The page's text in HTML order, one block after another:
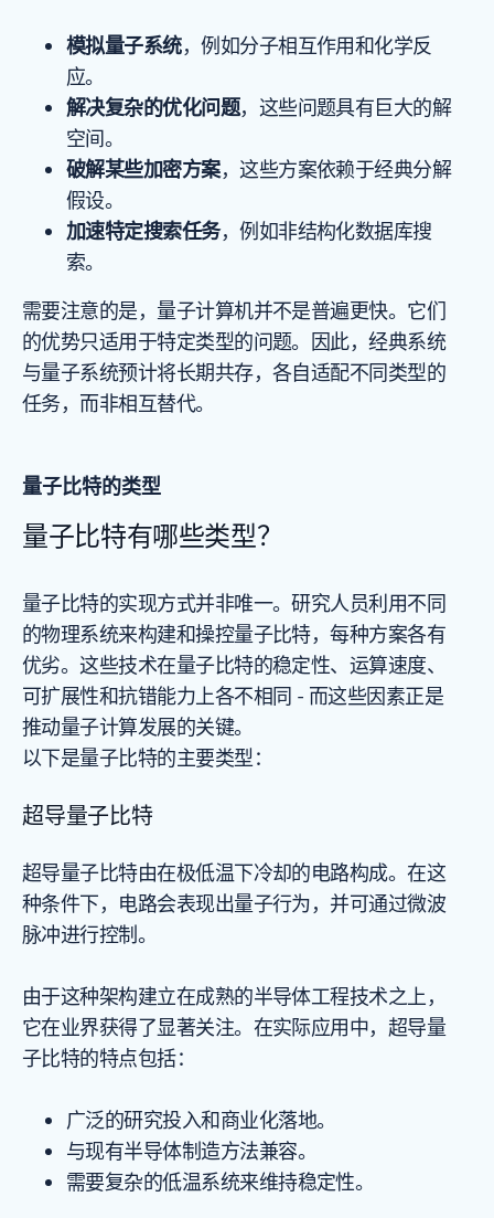
模拟量子系统，例如分子相互作用和化学反
应。
解决复杂的优化问题，这些问题具有巨大的解
空间。
破解某些加密方案，这些方案依赖于经典分解
假设。
加速特定搜索任务，例如非结构化数据库搜
索。
需要注意的是，量子计算机并不是普遍更快。它们
的优势只适用于特定类型的问题。因此，经典系统
与量子系统预计将长期共存，各自适配不同类型的
任务，而非相互替代。
量子比特的类型
量子比特有哪些类型？
量子比特的实现方式并非唯一。研究人员利用不同
的物理系统来构建和操控量子比特，每种方案各有
优劣。这些技术在量子比特的稳定性、运算速度、
可扩展性和抗错能力上各不相同 - 而这些因素正是
推动量子计算发展的关键。
以下是量子比特的主要类型：
超导量子比特
超导量子比特由在极低温下冷却的电路构成。在这
种条件下，电路会表现出量子行为，并可通过微波
脉冲进行控制。
由于这种架构建立在成熟的半导体工程技术之上，
它在业界获得了显著关注。在实际应用中，超导量
子比特的特点包括：
广泛的研究投入和商业化落地。
与现有半导体制造方法兼容。
需要复杂的低温系统来维持稳定性。